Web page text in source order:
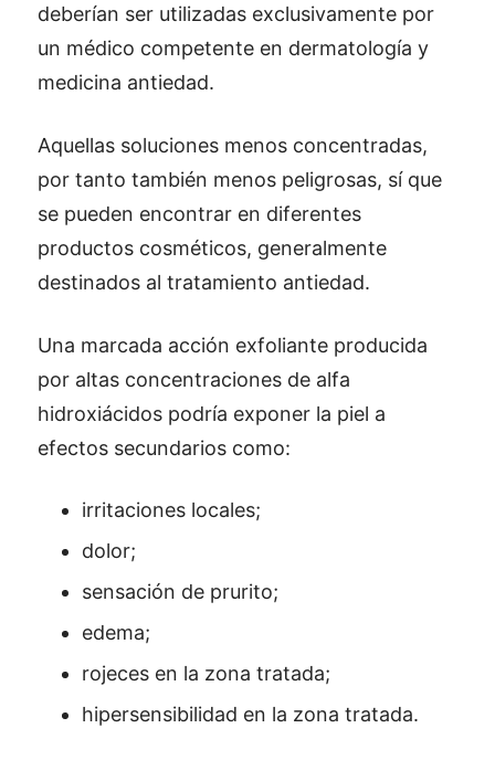
deberían ser utilizadas exclusivamente por
un médico competente en dermatología y
medicina antiedad.
Aquellas soluciones menos concentradas,
por tanto también menos peligrosas, sí que
se pueden encontrar en diferentes
productos cosméticos, generalmente
destinados al tratamiento antiedad.
Una marcada acción exfoliante producida
por altas concentraciones de alfa
hidroxiácidos podría exponer la piel a
efectos secundarios como:
irritaciones locales;
dolor;
sensación de prurito;
edema;
rojeces en la zona tratada;
hipersensibilidad en la zona tratada.